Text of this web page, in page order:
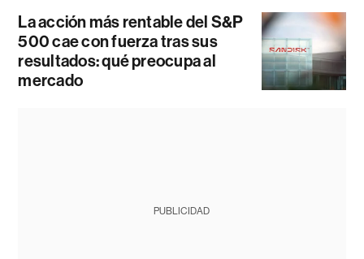
La acción más rentable del S&P
500 cae con fuerza tras sus
resultados: qué preocupa al
mercado
PUBLICIDAD